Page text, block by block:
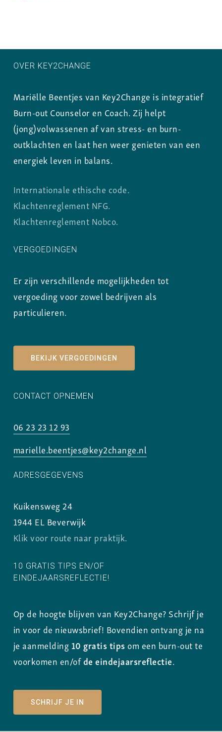
OVER KEY2CHANGE
Mariëlle Beentjes van Key2Change is integratief
Burn-out Counselor en Coach. Zij helpt
(jong)volwassenen af van stress- en burn-
outklachten en laat hen weer genieten van een
energiek leven in balans.
Internationale ethische code.
Klachtenreglement NFG.
Klachtenreglement Nobco.
VERGOEDINGEN
Er zijn verschillende mogelijkheden tot
vergoeding voor zowel bedrijven als
particulieren.
BEKIJK VERGOEDINGEN
CONTACT OPNEMEN
06 23 23 12 93
marielle.beentjes@key2change.nl
ADRESGEGEVENS
Kuikensweg 24
1944 EL Beverwijk
Klik voor route naar praktijk.
10 GRATIS TIPS EN/OF
EINDEJAARSREFLECTIE!
Op de hoogte blijven van Key2Change? Schrijf je
in voor de nieuwsbrief! Bovendien ontvang je na
je aanmelding 10 gratis tips om een burn-out te
voorkomen en/ofde eindejaarsreflectie.
SCHRIJF JE IN